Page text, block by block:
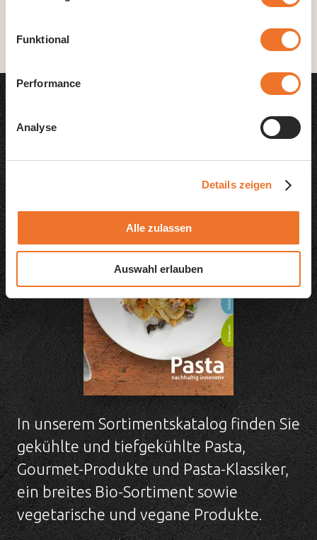
Funktional
Performance
Analyse
Details zeigen
Alle zulassen
Auswahl erlauben
Pasta-Kreationen
In unserem Sortimentskatalog finden Sie
gekühlte und tiefgekühlte Pasta,
Gourmet-Produkte und Pasta-Klassiker,
ein breites Bio-Sortiment sowie
vegetarische und vegane Produkte.